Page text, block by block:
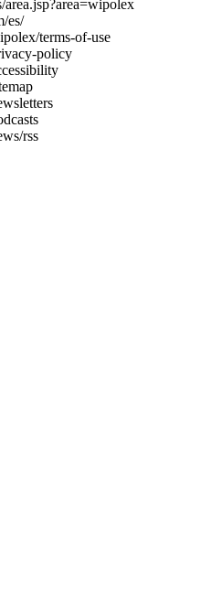
es/
terms-of-use
policy
rss